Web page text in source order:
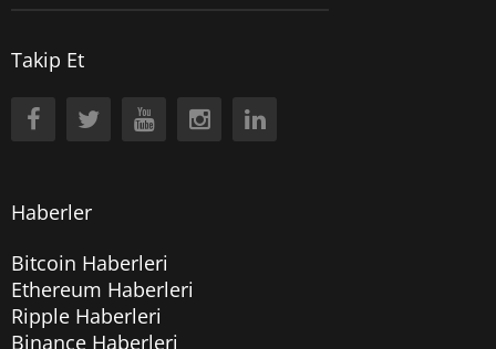
Takip Et
Haberler
Bitcoin Haberleri
Ethereum Haberleri
Ripple Haberleri
Binance Haberleri